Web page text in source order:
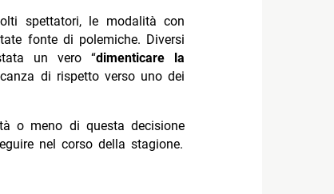
spettatori, le modalità con
fonte di polemiche. Diversi
un vero “dimenticare la
di rispetto verso uno dei
o meno di questa decisione
nel corso della stagione.